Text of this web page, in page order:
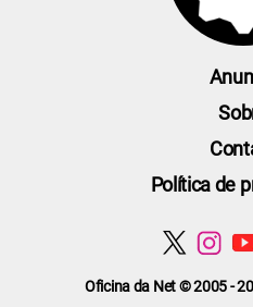
Oficina da Net © 2005 -
Política de